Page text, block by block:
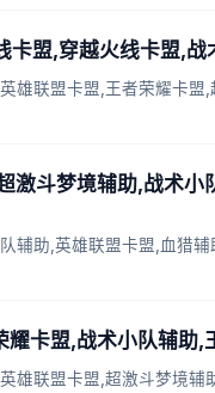
卡盟,穿越火线卡盟,战
雄联盟卡盟,王者荣耀卡
激斗梦境辅助,战术小
辅助,英雄联盟卡盟,血猎
卡盟,战术小队辅助,
雄联盟卡盟,超激斗梦境